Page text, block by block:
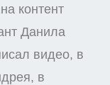
контент
Данила
видео, в
в